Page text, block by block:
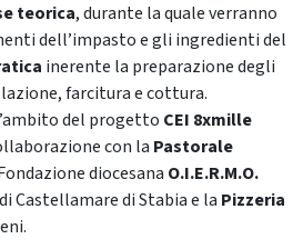
teorica, durante la quale verranno
dell’impasto e gli ingredienti del
inerente la preparazione degli
farcitura e cottura.
del progetto CEI 8xmille
con la Pastorale
diocesana O.I.E.R.M.O.
di Castellamare di Stabia e la Pizzeria